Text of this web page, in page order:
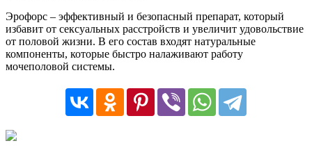
Эрофорс – эффективный и безопасный препарат, который
избавит от сексуальных расстройств и увеличит удовольствие
от половой жизни. В его состав входят натуральные
компоненты, которые быстро налаживают работу
мочеполовой системы.